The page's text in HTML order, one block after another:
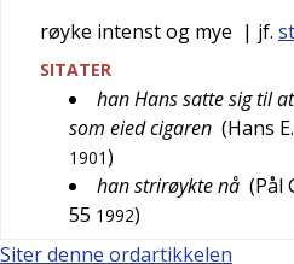
røyke intenst og mye | jf.
SITATER
han Hans satte sig til
som eied cigaren (Hans
1901)
han strirøykte nå (Pål
55 1992)
Siter denne ordartikkelen